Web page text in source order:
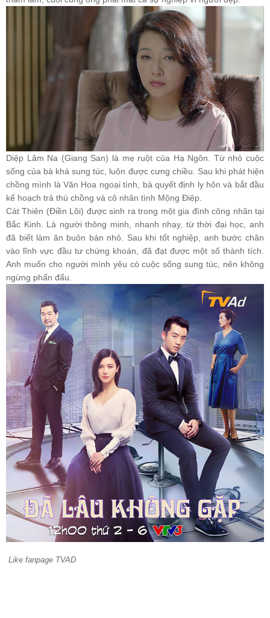
Diệp Lâm Na (Giang San) là mẹ ruột của Hạ Ngôn. Từ nhỏ cuộc
sống của bà khá sung túc, luôn được cưng chiều. Sau khi phát hiện
chồng mình là Văn Hoa ngoại tình, bà quyết định ly hôn và bắt đầu
kế hoạch trả thù chồng và cô nhân tình Mộng Điệp.
Cát Thiên (Điền Lôi) được sinh ra trong một gia đình công nhân tại
Bắc Kinh. Là người thông minh, nhanh nhạy, từ thời đại học, anh
đã biết làm ăn buôn bán nhỏ. Sau khi tốt nghiệp, anh bước chân
vào lĩnh vực đầu tư chứng khoán, đã đạt được một số thành tích.
Anh muốn cho người mình yêu có cuộc sống sung túc, nên không
ngừng phấn đấu.
Like fanpage TVAD